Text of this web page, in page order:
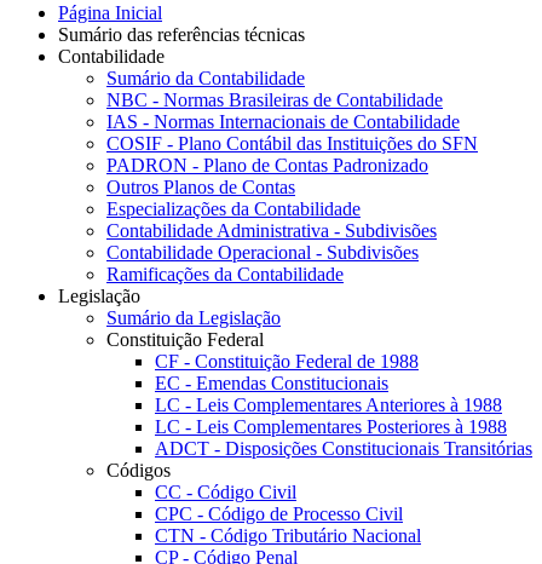
Página Inicial
Sumário das referências técnicas
Contabilidade
Sumário da Contabilidade
NBC - Normas Brasileiras de Contabilidade
IAS - Normas Internacionais de Contabilidade
COSIF - Plano Contábil das Instituições do SFN
PADRON - Plano de Contas Padronizado
Outros Planos de Contas
Especializações da Contabilidade
Contabilidade Administrativa - Subdivisões
Contabilidade Operacional - Subdivisões
Ramificações da Contabilidade
Legislação
Sumário da Legislação
Constituição Federal
CF - Constituição Federal de 1988
EC - Emendas Constitucionais
LC - Leis Complementares Anteriores à 1988
LC - Leis Complementares Posteriores à 1988
ADCT - Disposições Constitucionais Transitórias
Códigos
CC - Código Civil
CPC - Código de Processo Civil
CTN - Código Tributário Nacional
CP - Código Penal